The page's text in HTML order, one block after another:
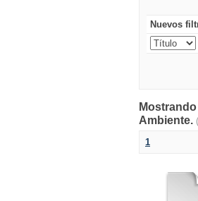
Nuevos
Ambiente.
1